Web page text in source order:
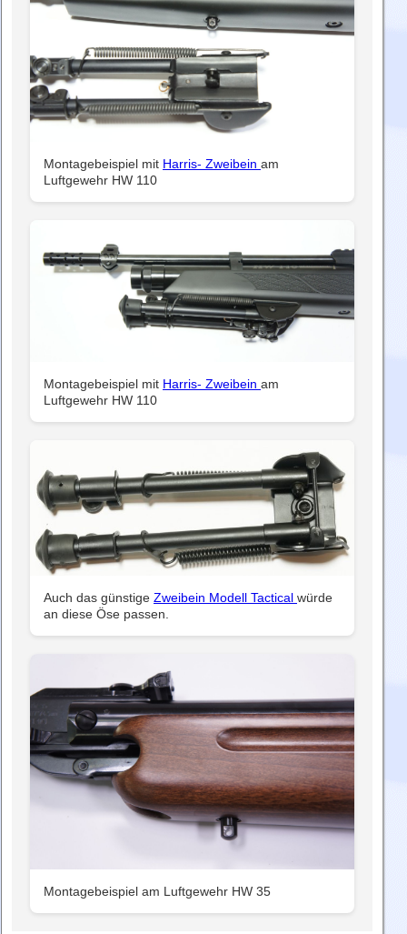
Montagebeispiel mit Harris- Zweibein am
Luftgewehr HW 110
Montagebeispiel mit Harris- Zweibein am
Luftgewehr HW 110
Auch das günstige Zweibein Modell Tactical würde
an diese Öse passen.
Montagebeispiel am Luftgewehr HW 35